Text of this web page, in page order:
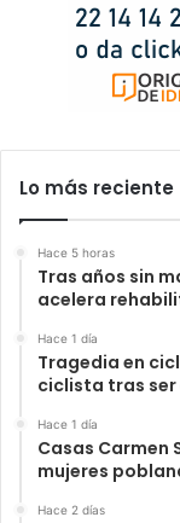
Lo más reciente
Hace 5 horas
Tras años sin
acelera
Hace 1 día
Tragedia en
ciclista tras
Hace 1 día
Casas Carmen
mujeres
Hace 2 días